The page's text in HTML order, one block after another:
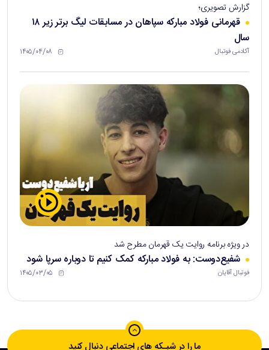
گزارش تصویری؛
قهرمانی فولاد مبارکه سپاهان در مسابقات لیگ برتر زیر ۱۸
سال
آکادمی فوتبال ۱۴۰۵/۰۴/۰۸
در ویژه برنامه روایت یک قهرمان مطرح شد
شفیع‌دوست: به فولاد مبارکه کمک کنیم تا دوباره سرپا شود
فوتبال آقایان ۱۴۰۵/۰۳/۰۵
ما را در شبـکه های اجتماعی دنبال کنید